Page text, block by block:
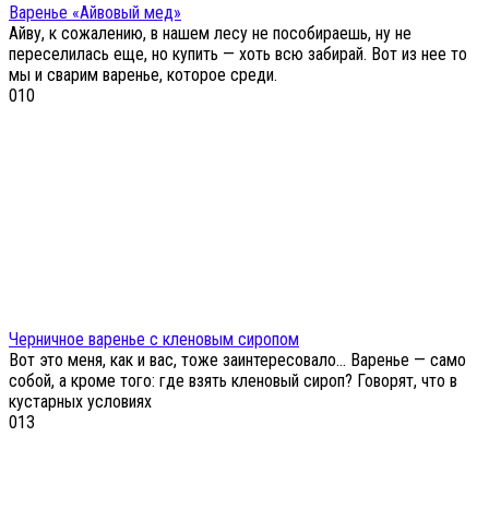
Варенье «Айвовый мед»
Айву, к сожалению, в нашем лесу не пособираешь, ну не
переселилась еще, но купить — хоть всю забирай. Вот из нее то
мы и сварим варенье, которое среди.
010
Черничное варенье с кленовым сиропом
Вот это меня, как и вас, тоже заинтересовало… Варенье — само
собой, а кроме того: где взять кленовый сироп? Говорят, что в
кустарных условиях
013